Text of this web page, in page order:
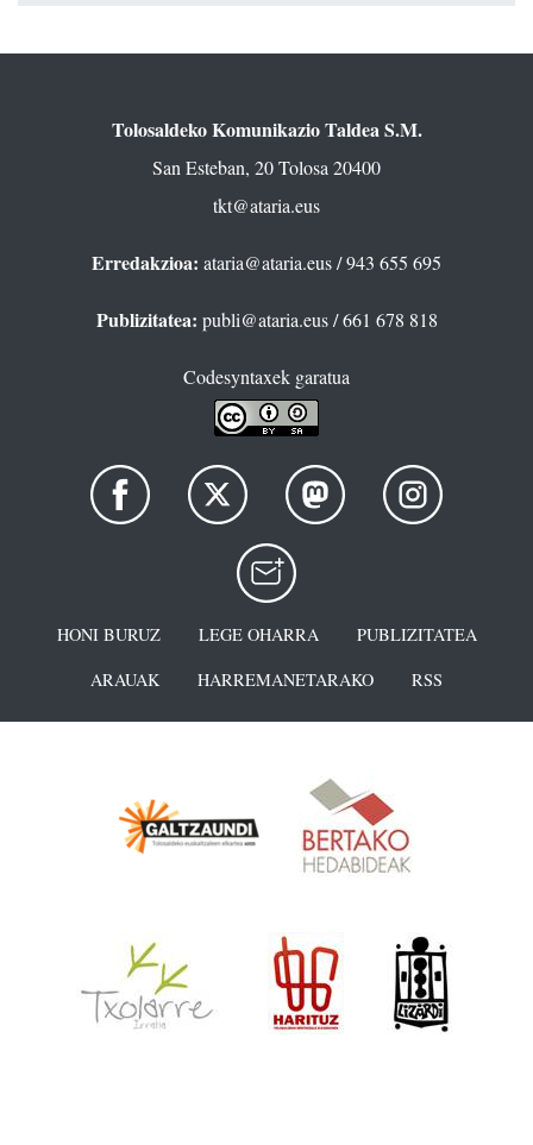
Tolosaldeko Komunikazio Taldea S.M.
San Esteban, 20 Tolosa 20400
tkt@ataria.eus
Erredakzioa: ataria@ataria.eus/ 943 655 695
Publizitatea: publi@ataria.eus/ 661 678 818
Codesyntaxek garatua
HONI BURUZ LEGE OHARRA
PUBLIZITATEA
ARAUAK
HARREMANETARAKO RSS